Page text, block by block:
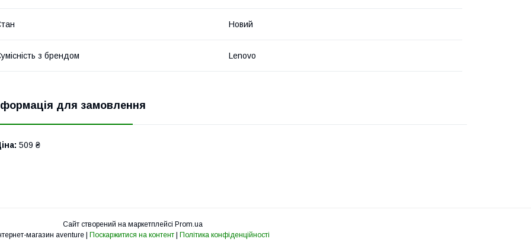
Новий
з брендом Lenovo
для замовлення
509 ₴
Сайт створений на маркетплейсі Prom.ua
Інтернет-магазин aventure | Поскаржитися на контент | Політика конфіденційності